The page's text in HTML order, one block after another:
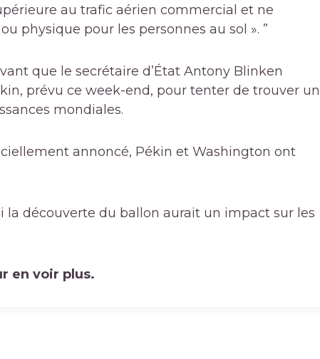
au trafic aérien commercial et ne
physique pour les personnes au sol ». ”
que le secrétaire d’État Antony Blinken
prévu ce week-end, pour tenter de trouver un
mondiales.
annoncé, Pékin et Washington ont
la découverte du ballon aurait un impact sur les
en voir plus.